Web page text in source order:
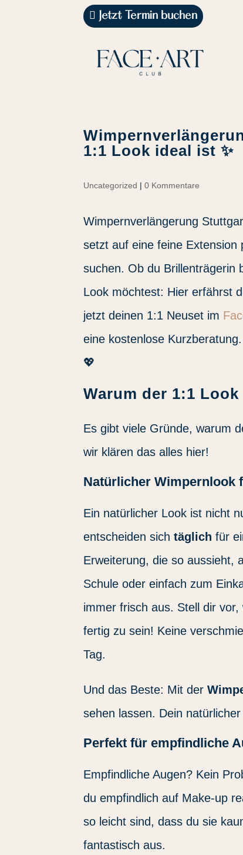
Jetzt Termin buchen
1:1 Look ideal ist ✨
Uncategorized | 0 Kommentare
Wimpernverlängerung
setzt auf eine feine
suchen. Ob du Brillenträgerin
Look möchtest: Hier erfährst
jetzt deinen 1:1 Neuset im
eine kostenlose
💖
Warum der 1:1
Es gibt viele Gründe, warum
wir klären das alles hier!
Natürlicher Wimpernlook
Ein natürlicher Look ist nicht
entscheiden sich täglich für
Erweiterung, die so aussieht,
Schule oder einfach zum
immer frisch aus. Stell dir
fertig zu sein! Keine
Tag.
Und das Beste: Mit der
sehen lassen. Dein
Perfekt für empfindliche
Empfindliche Augen? Kein
du empfindlich auf Make-up
so leicht sind, dass du sie
fantastisch aus.